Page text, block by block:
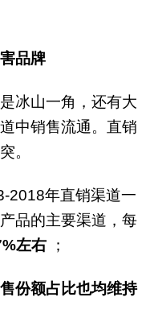
品牌
冰山一角，还有大
中销售流通。直销
。
2018年直销渠道一
品的主要渠道，每
左右 ；
份额占比也均维持